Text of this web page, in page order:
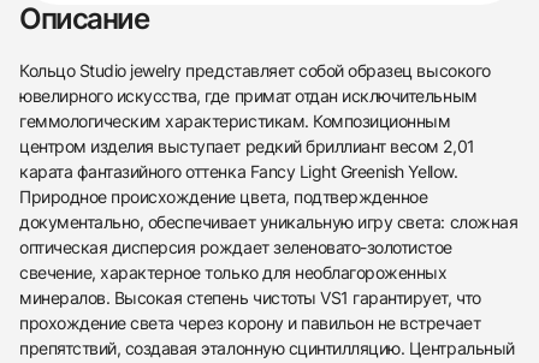
Описание
Кольцо Studio jewelry представляет собой образец высокого
ювелирного искусства, где примат отдан исключительным
геммологическим характеристикам. Композиционным
центром изделия выступает редкий бриллиант весом 2,01
карата фантазийного оттенка Fancy Light Greenish Yellow.
Природное происхождение цвета, подтвержденное
документально, обеспечивает уникальную игру света: сложная
оптическая дисперсия рождает зеленовато-золотистое
свечение, характерное только для необлагороженных
минералов. Высокая степень чистоты VS1 гарантирует, что
прохождение света через корону и павильон не встречает
препятствий, создавая эталонную сцинтилляцию. Центральный